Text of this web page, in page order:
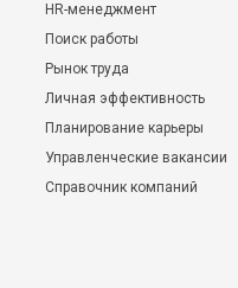
HR-менеджмент
Поиск работы
Рынок труда
Личная эффективность
Планирование карьеры
Управленческие вакансии
Справочник компаний